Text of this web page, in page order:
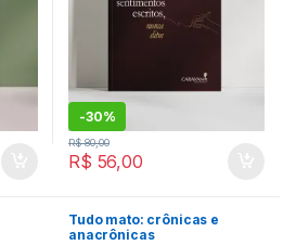
-30%
R$ 56,00
R$80,00
Tudo mato: crônicas e
anacrônicas